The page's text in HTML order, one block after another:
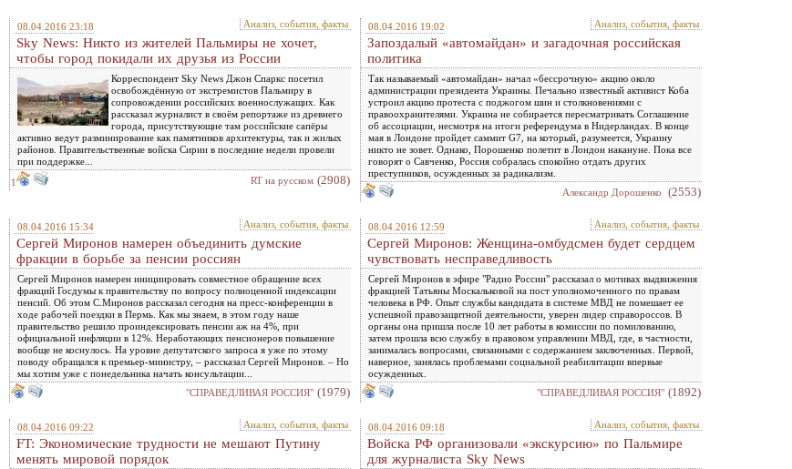
08.04.2016 23:18 Анализ, события, факты
Sky News: Никто из жителей Пальмиры не хочет,
чтобы город покидали их друзья из России
Корреспондент Sky News Джон Спаркс посетил
освобождённую от экстремистов Пальмиру в
сопровождении российских военнослужащих. Как
рассказал журналист в своём репортаже из древнего
города, присутствующие там российские сапёры
активно ведут разминирование как памятников архитектуры, так и жилых
районов. Правительственные войска Сирии в последние недели провели
при поддержке...
1
RT на русском (2908)
08.04.2016 19:02 Анализ, события, факты
Запоздалый «автомайдан» и загадочная российская
политика
Так называемый «автомайдан» начал «бессрочную» акцию около
администрации президента Украины. Печально известный активист Коба
устроил акцию протеста с поджогом шин и столкновениями с
правоохранителями. Украина не собирается пересматривать Соглашение
об ассоциации, несмотря на итоги референдума в Нидерландах. В конце
мая в Лондоне пройдет саммит G7, на который, разумеется, Украину
никто не зовет. Однако, Порошенко полетит в Лондон накануне. Пока все
говорят о Савченко, Россия собралась спокойно отдать других
преступников, осужденных за радикализм.
Александр Дорошенко
(2553)
08.04.2016 15:34 Анализ, события, факты
Сергей Миронов намерен объединить думские
фракции в борьбе за пенсии россиян
Сергей Миронов намерен инициировать совместное обращение всех
фракций Госдумы к правительству по вопросу полноценной индексации
пенсий. Об этом С.Миронов рассказал сегодня на пресс-конференции в
ходе рабочей поездки в Пермь. Как мы знаем, в этом году наше
правительство решило проиндексировать пенсии аж на 4%, при
официальной инфляции в 12%. Неработающих пенсионеров повышение
вообще не коснулось. На уровне депутатского запроса я уже по этому
поводу обращался к премьер-министру, – рассказал Сергей Миронов. – Но
мы хотим уже с понедельника начать консультации...
"СПРАВЕДЛИВАЯ РОССИЯ" (1979)
08.04.2016 12:59 Анализ, события, факты
Сергей Миронов: Женщина-омбудсмен будет сердцем
чувствовать несправедливость
Сергей Миронов в эфире "Радио России" рассказал о мотивах выдвижения
фракцией Татьяны Москальковой на пост уполномоченного по правам
человека в РФ. Опыт службы кандидата в системе МВД не помешает ее
успешной правозащитной деятельности, уверен лидер справороссов. В
органы она пришла после 10 лет работы в комиссии по помилованию,
затем прошла всю службу в правовом управлении МВД, где, в частности,
занималась вопросами, связанными с содержанием заключенных. Первой,
наверное, занялась проблемами социальной реабилитации впервые
осужденных.
"СПРАВЕДЛИВАЯ РОССИЯ" (1892)
08.04.2016 09:22 Анализ, события, факты
FT: Экономические трудности не мешают Путину
менять мировой порядок
08.04.2016 09:18 Анализ, события, факты
Войска РФ организовали «экскурсию» по Пальмире
для журналиста Sky News